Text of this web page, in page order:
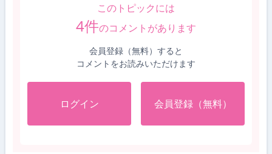
このトピックには
4件のコメントがあります
会員登録（無料）すると
コメントをお読みいただけます
ログイン 会員登録（無料）